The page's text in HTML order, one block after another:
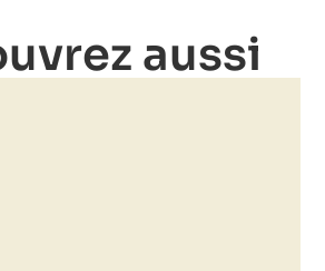
aussi